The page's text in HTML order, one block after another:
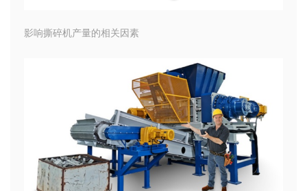
影响撕碎机产量的相关因素